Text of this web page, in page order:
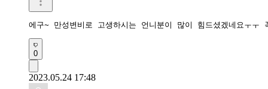
에구~ 만성변비로 고생하시는 언니분이 많이 힘드셨겠네요ㅜ
0
2023.05.24 17:48